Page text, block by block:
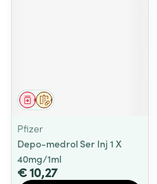
Op voorschrift
Geneesmiddel
Pfizer
Depo-medrol Ser Inj 1 X
40mg/1ml
€ 10,27